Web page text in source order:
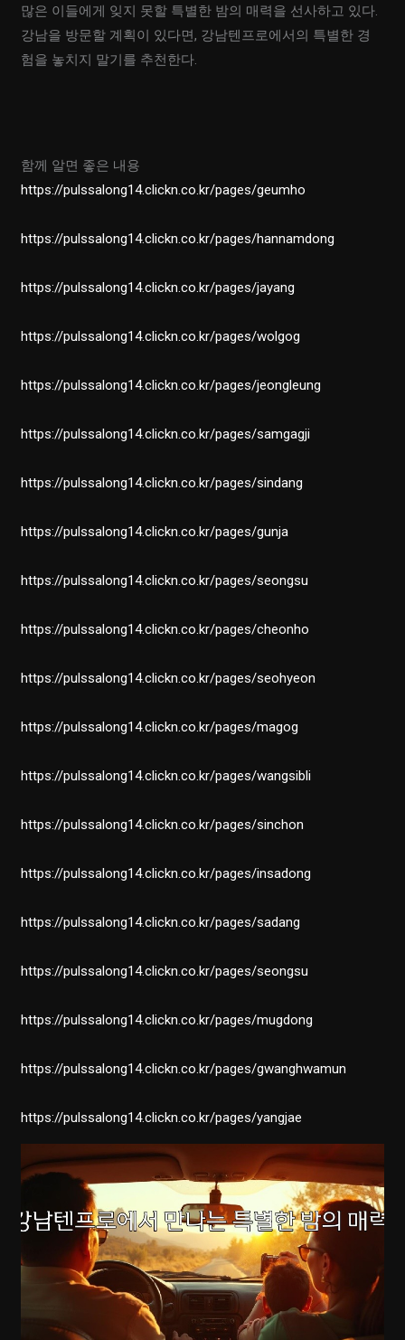
많은 이들에게 잊지 못할 특별한 밤의 매력을 선사하고 있다.
강남을 방문할 계획이 있다면, 강남텐프로에서의 특별한 경
험을 놓치지 말기를 추천한다.
함께 알면 좋은 내용
https://pulssalong14.clickn.co.kr/pages/geumho
https://pulssalong14.clickn.co.kr/pages/hannamdong
https://pulssalong14.clickn.co.kr/pages/jayang
https://pulssalong14.clickn.co.kr/pages/wolgog
https://pulssalong14.clickn.co.kr/pages/jeongleung
https://pulssalong14.clickn.co.kr/pages/samgagji
https://pulssalong14.clickn.co.kr/pages/sindang
https://pulssalong14.clickn.co.kr/pages/gunja
https://pulssalong14.clickn.co.kr/pages/seongsu
https://pulssalong14.clickn.co.kr/pages/cheonho
https://pulssalong14.clickn.co.kr/pages/seohyeon
https://pulssalong14.clickn.co.kr/pages/magog
https://pulssalong14.clickn.co.kr/pages/wangsibli
https://pulssalong14.clickn.co.kr/pages/sinchon
https://pulssalong14.clickn.co.kr/pages/insadong
https://pulssalong14.clickn.co.kr/pages/sadang
https://pulssalong14.clickn.co.kr/pages/seongsu
https://pulssalong14.clickn.co.kr/pages/mugdong
https://pulssalong14.clickn.co.kr/pages/gwanghwamun
https://pulssalong14.clickn.co.kr/pages/yangjae